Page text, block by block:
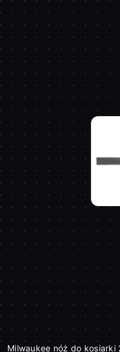
Milwaukee nóż do